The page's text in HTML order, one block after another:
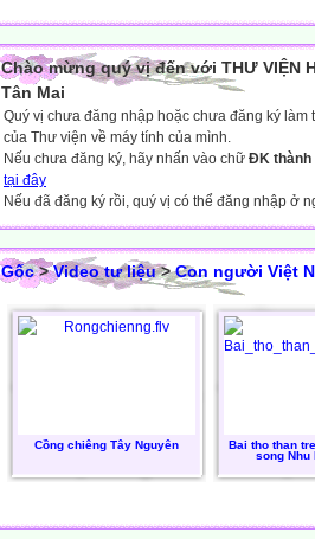
Chào mừng quý vị đến với THƯ VIỆN
Tân Mai
Quý vị chưa đăng nhập hoặc chưa đăng ký
của Thư viện về máy tính của mình.
Nếu chưa đăng ký, hãy nhấn vào chữ ĐK thành
tại đây
Nếu đã đăng ký rồi, quý vị có thể đăng nhập ở
Gốc>Video tư liệu>Con người Việt
Cồng chiêng Tây Nguyên
Bai tho than
song Nhu